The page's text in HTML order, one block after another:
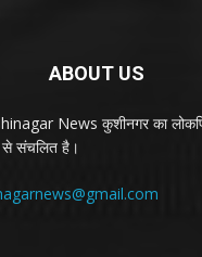
ABOUT US
News कुशीनगर का
से संचलित है।